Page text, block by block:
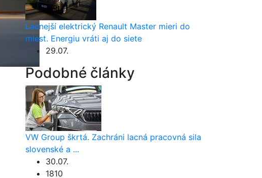
Lacnejší elektrický Renault Master mieri do
miest. Energiu vráti aj do siete
29.07.
Podobné články
VW Group škrtá. Zachráni lacná pracovná sila
slovenské a ...
30.07.
1810